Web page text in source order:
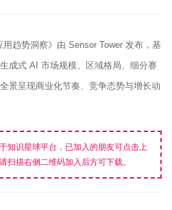
趋势洞察》由 Sensor Tower 发布，基
成式 AI 市场规模、区域格局、细分赛
景呈现商业化节奏、竞争态势与增长动
知识星球平台，已加入的朋友可点击上
扫描右侧二维码加入后方可下载。